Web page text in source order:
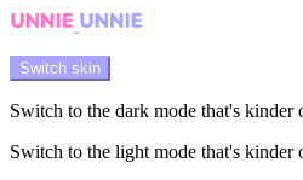
Switch skin
Switch to the dark mode that's kinder
Switch to the light mode that's kinder